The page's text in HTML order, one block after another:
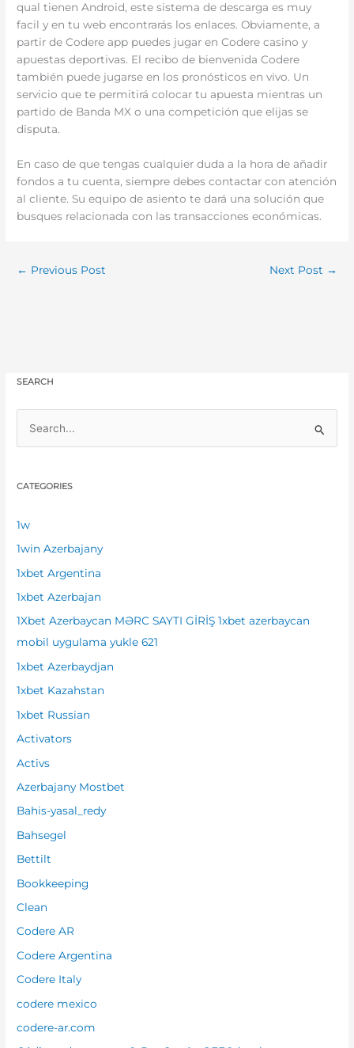
qual tienen Android, este sistema de descarga es muy
facil y en tu web encontrarás los enlaces. Obviamente, a
partir de Codere app puedes jugar en Codere casino y
apuestas deportivas. El recibo de bienvenida Codere
también puede jugarse en los pronósticos en vivo. Un
servicio que te permitirá colocar tu apuesta mientras un
partido de Banda MX o una competición que elijas se
disputa.
En caso de que tengas cualquier duda a la hora de añadir
fondos a tu cuenta, siempre debes contactar con atención
al cliente. Su equipo de asiento te dará una solución que
busques relacionada con las transacciones económicas.
← Previous Post Next Post →
SEARCH
o
r
:
CATEGORIES
1w
1win Azerbajany
1xbet Argentina
1xbet Azerbajan
1Xbet Azerbaycan MƏRC SAYTI GİRİŞ 1xbet azerbaycan
mobil uygulama yukle 621
1xbet Azerbaydjan
1xbet Kazahstan
1xbet Russian
Activators
Activs
Azerbajany Mostbet
Bahis-yasal_redy
Bahsegel
Bettilt
Bookkeeping
Clean
Codere AR
Codere Argentina
Codere Italy
codere mexico
codere-ar.com